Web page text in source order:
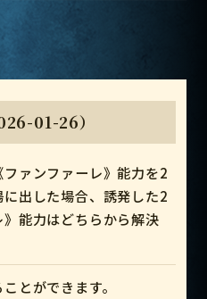
01-26）
ファンファーレ》能力を2
出した場合、誘発した2
能力はどちらから解決
とができます。